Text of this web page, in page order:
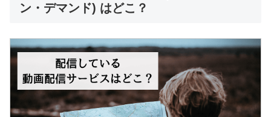
ン・デマンド) はどこ？